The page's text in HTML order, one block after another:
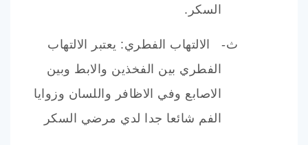
السكر.
ث‌-
الالتهاب الفطري: يعتبر الالتهاب
الفطري بين الفخذين والابط وبين
الاصابع وفي الاظافر واللسان وزوايا
الفم شائعا جدا لدي مرضي السكر